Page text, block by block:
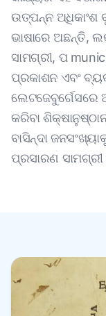
ଉତ୍ପନ୍ନ ଅଧିକାଂଶ
ଭାଷାରେ ଅଛନ୍ତି,
ସାମଗ୍ରୀ, ପ
ପ୍ରକାଶନ ଏବଂ
ଲେଟଜେବୁର୍ଗେସରେ
କରିବା
ବାସିନ୍ଦା
ପ୍ରସାରଣ